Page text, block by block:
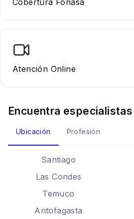
Cobertura Fonasa
Atención Online
Encuentra especialistas
Ubicación Profesión
Santiago
Las Condes
Temuco
Antofagasta